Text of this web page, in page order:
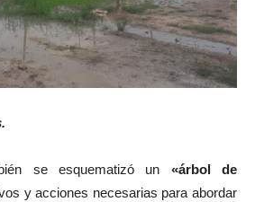
se esquematizó un «árbol de
y acciones necesarias para abordar